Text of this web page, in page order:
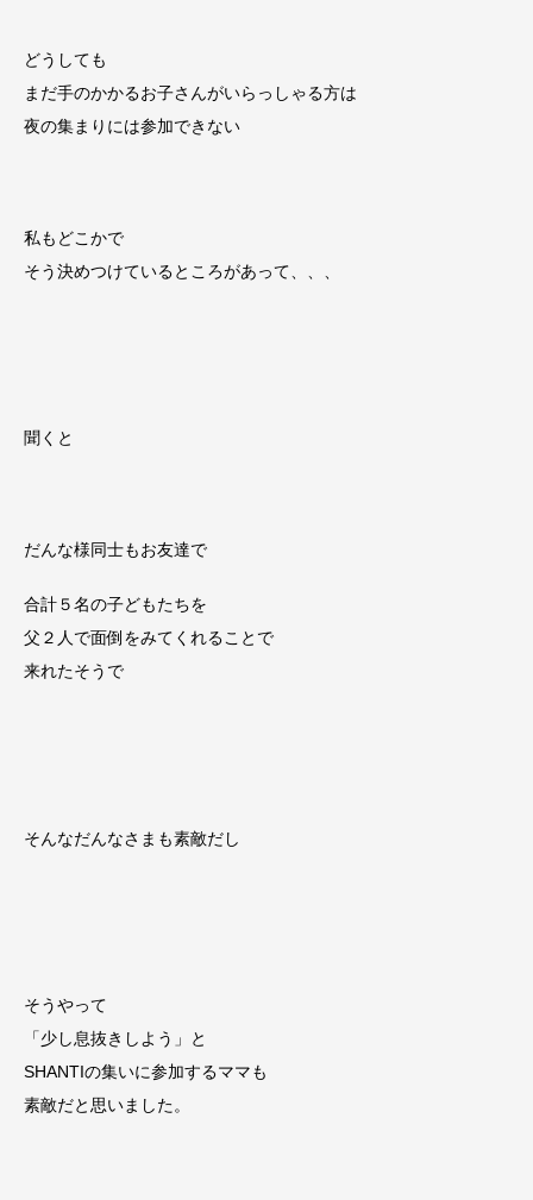
どうしても
まだ手のかかるお子さんがいらっしゃる方は
夜の集まりには参加できない
私もどこかで
そう決めつけているところがあって、、、
聞くと
だんな様同士もお友達で
合計５名の子どもたちを
父２人で面倒をみてくれることで
来れたそうで
そんなだんなさまも素敵だし
そうやって
「少し息抜きしよう」と
SHANTIの集いに参加するママも
素敵だと思いました。